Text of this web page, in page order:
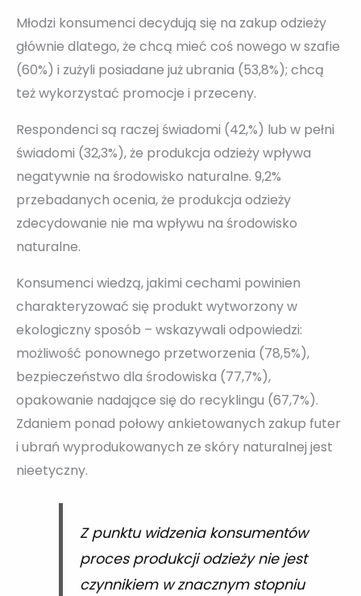
Młodzi konsumenci decydują się na zakup odzieży
głównie dlatego, że chcą mieć coś nowego w szafie
(60%) i zużyli posiadane już ubrania (53,8%); chcą
też wykorzystać promocje i przeceny.
Respondenci są raczej świadomi (42,%) lub w pełni
świadomi (32,3%), że produkcja odzieży wpływa
negatywnie na środowisko naturalne. 9,2%
przebadanych ocenia, że produkcja odzieży
zdecydowanie nie ma wpływu na środowisko
naturalne.
Konsumenci wiedzą, jakimi cechami powinien
charakteryzować się produkt wytworzony w
ekologiczny sposób – wskazywali odpowiedzi:
możliwość ponownego przetworzenia (78,5%),
bezpieczeństwo dla środowiska (77,7%),
opakowanie nadające się do recyklingu (67,7%).
Zdaniem ponad połowy ankietowanych zakup futer
i ubrań wyprodukowanych ze skóry naturalnej jest
nieetyczny.
Z punktu widzenia konsumentów
proces produkcji odzieży nie jest
czynnikiem w znacznym stopniu